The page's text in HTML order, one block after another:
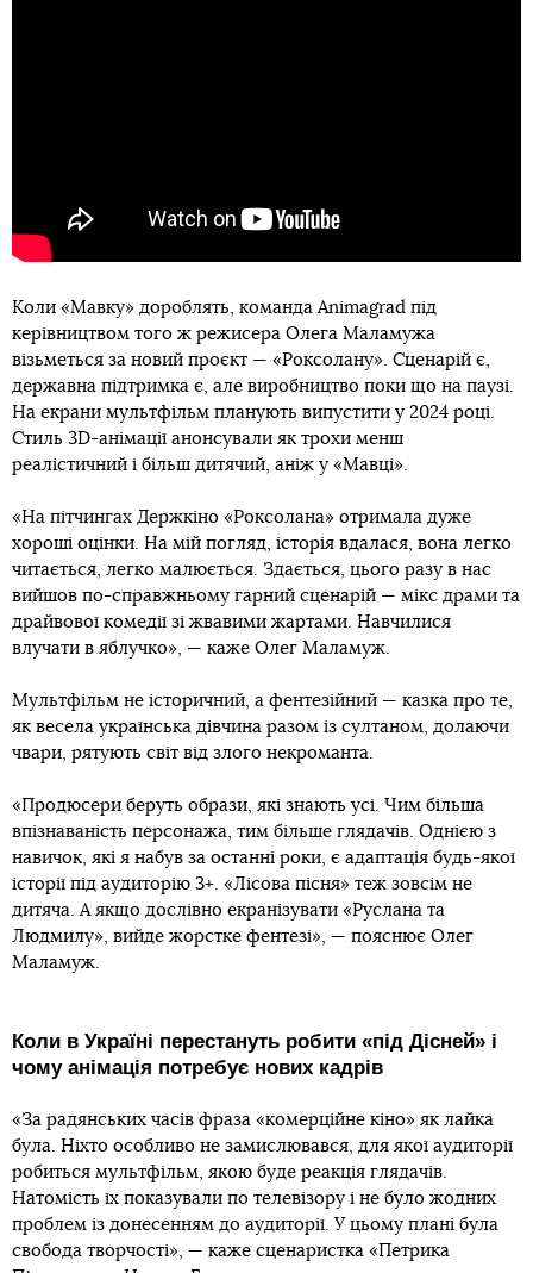
Коли «Мавку» дороблять, команда Animagrad під
керівництвом того ж режисера Олега Маламужа
візьметься за новий проєкт — «Роксолану». Сценарій є,
державна підтримка є, але виробництво поки що на паузі.
На екрани мультфільм планують випустити у 2024 році.
Стиль 3D-анімації анонсували як трохи менш
реалістичний і більш дитячий, аніж у «Мавці».
«На пітчингах Держкіно «Роксолана» отримала дуже
хороші оцінки. На мій погляд, історія вдалася, вона легко
читається, легко малюється. Здається, цього разу в нас
вийшов по-справжньому гарний сценарій — мікс драми та
драйвової комедії зі жвавими жартами. Навчилися
влучати в яблучко», — каже Олег Маламуж.
Мультфільм не історичний, а фентезійний — казка про те,
як весела українська дівчина разом із султаном, долаючи
чвари, рятують світ від злого некроманта.
«Продюсери беруть образи, які знають усі. Чим більша
впізнаваність персонажа, тим більше глядачів. Однією з
навичок, які я набув за останні роки, є адаптація будь-якої
історії під аудиторію 3+. «Лісова пісня» теж зовсім не
дитяча. А якщо дослівно екранізувати «Руслана та
Людмилу», вийде жорстке фентезі», — пояснює Олег
Маламуж.
Коли в Україні перестануть робити «під Дісней» і
чому анімація потребує нових кадрів
«За радянських часів фраза «комерційне кіно» як лайка
була. Ніхто особливо не замислювався, для якої аудиторії
робиться мультфільм, якою буде реакція глядачів.
Натомість їх показували по телевізору і не було жодних
проблем із донесенням до аудиторії. У цьому плані була
свобода творчості», — каже сценаристка «Петрика